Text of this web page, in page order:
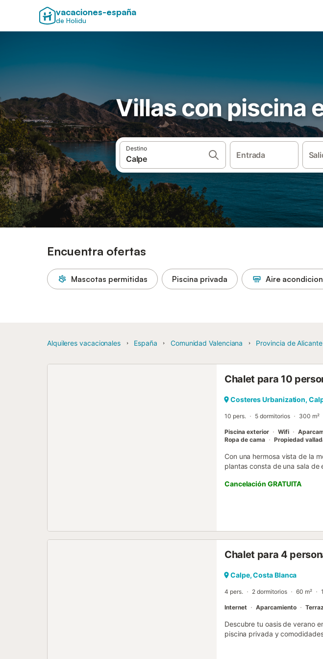
vacaciones-españa
de Holidu
Villas con piscina
Destino
Entrada
Encuentra ofertas
Mascotas permitidas Piscina privada Aire
Alquileres vacacionales España Comunidad Valenciana Provincia de Alicante
Chalet para 10
Costeres Urbanization,
10 pers. 5 dormitorios 300 m²
Piscina exterior Wifi
Ropa de cama
Propiedad
Con una hermosa vista de la
plantas consta de una sala
ventilador y lavadora.
privada, jardín, terraza
propiedad está ubicada en
Cancelación GRATUITA
Chalet para 4
Calpe, Costa Blanca
4 pers. 2 dormitorios 60 m²
Internet Aparcamiento
Descubre tu oasis de verano
piscina privada y
aquí, accede a una pequeña